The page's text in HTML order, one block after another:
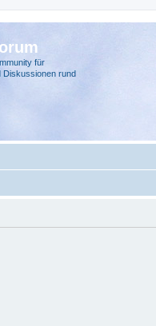
für
Diskussionen rund